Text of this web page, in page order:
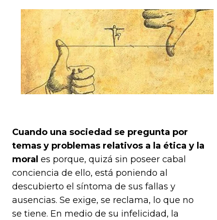
Cuando una sociedad se pregunta por
temas y problemas relativos a la ética y la
moral es porque, quizá sin poseer cabal
conciencia de ello, está poniendo al
descubierto el síntoma de sus fallas y
ausencias. Se exige, se reclama, lo que no
se tiene. En medio de su infelicidad, la